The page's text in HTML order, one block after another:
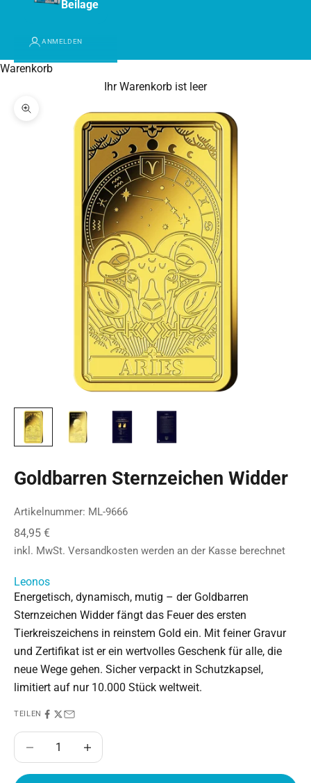
Beilage
ANMELDEN
Warenkorb
Ihr Warenkorb ist leer
Bild vergrößern
Goldbarren Sternzeichen Widder
Artikelnummer: ML-9666
Angebot
84,95 €
inkl. MwSt. Versandkosten werden an der Kasse berechnet
Leonos
Energetisch, dynamisch, mutig – der Goldbarren
Sternzeichen Widder fängt das Feuer des ersten
Tierkreiszeichens in reinstem Gold ein. Mit feiner Gravur
und Zertifikat ist er ein wertvolles Geschenk für alle, die
neue Wege gehen. Sicher verpackt in Schutzkapsel,
limitiert auf nur 10.000 Stück weltweit.
TEILEN
Anzahl verringernAnzahl erhöhen